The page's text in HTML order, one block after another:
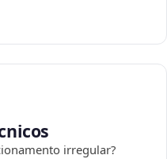
irregular?